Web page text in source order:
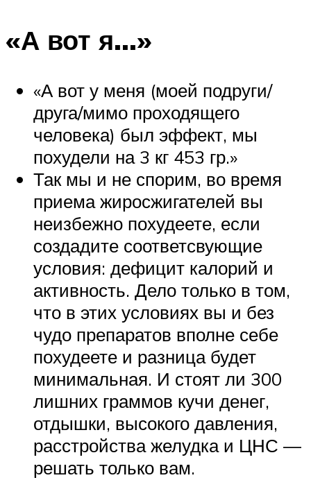
«А вот я…»
«А вот у меня (моей подруги/
друга/мимо проходящего
человека) был эффект, мы
похудели на 3 кг 453 гр.»
Так мы и не спорим, во время
приема жиросжигателей вы
неизбежно похудеете, если
создадите соответсвующие
условия: дефицит калорий и
активность. Дело только в том,
что в этих условиях вы и без
чудо препаратов вполне себе
похудеете и разница будет
минимальная. И стоят ли 300
лишних граммов кучи денег,
отдышки, высокого давления,
расстройства желудка и ЦНС —
решать только вам.